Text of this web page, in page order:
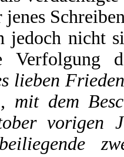
jenes
jedoch nicht
Verfolgung
lieben
mit dem
vorigen